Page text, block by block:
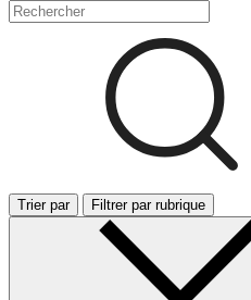
Trier par Filtrer par rubrique